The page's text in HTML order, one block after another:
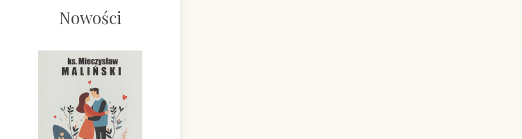
Nowości